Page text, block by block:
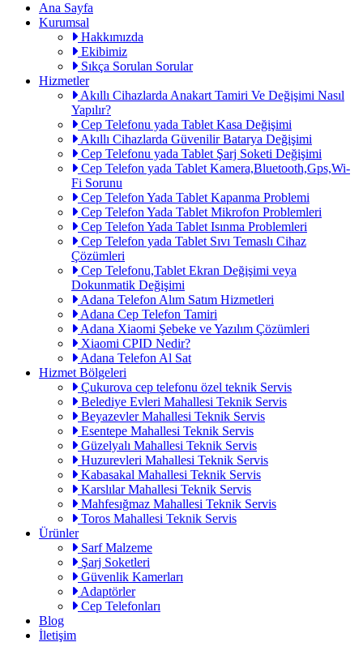
Ana Sayfa
Kurumsal
Hakkımızda
Ekibimiz
Sıkça Sorulan Sorular
Hizmetler
Akıllı Cihazlarda Anakart Tamiri Ve Değişimi Nasıl
Yapılır?
Cep Telefonu yada Tablet Kasa Değişimi
Akıllı Cihazlarda Güvenilir Batarya Değişimi
Cep Telefonu yada Tablet Şarj Soketi Değişimi
Cep Telefon yada Tablet Kamera,Bluetooth,Gps,Wi-
Fi Sorunu
Cep Telefon Yada Tablet Kapanma Problemi
Cep Telefon Yada Tablet Mikrofon Problemleri
Cep Telefon Yada Tablet Isınma Problemleri
Cep Telefon yada Tablet Sıvı Temaslı Cihaz
Çözümleri
Cep Telefonu,Tablet Ekran Değişimi veya
Dokunmatik Değişimi
Adana Telefon Alım Satım Hizmetleri
Adana Cep Telefon Tamiri
Adana Xiaomi Şebeke ve Yazılım Çözümleri
Xiaomi CPID Nedir?
Adana Telefon Al Sat
Hizmet Bölgeleri
Çukurova cep telefonu özel teknik Servis
Belediye Evleri Mahallesi Teknik Servis
Beyazevler Mahallesi Teknik Servis
Esentepe Mahallesi Teknik Servis
Güzelyalı Mahallesi Teknik Servis
Huzurevleri Mahallesi Teknik Servis
Kabasakal Mahallesi Teknik Servis
Karslılar Mahallesi Teknik Servis
Mahfesığmaz Mahallesi Teknik Servis
Toros Mahallesi Teknik Servis
Ürünler
Sarf Malzeme
Şarj Soketleri
Güvenlik Kamerları
Adaptörler
Cep Telefonları
Blog
İletişim